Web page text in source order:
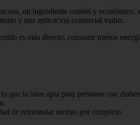
un ingrediente común y económico,
y una aplicación comercial viable.
es más directo, consume menos
que la hace apta para personas con
de reformular recetas por completo.